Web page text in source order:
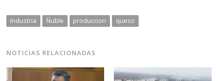
Industria Ñuble produccion queso
NOTICIAS RELACIONADAS